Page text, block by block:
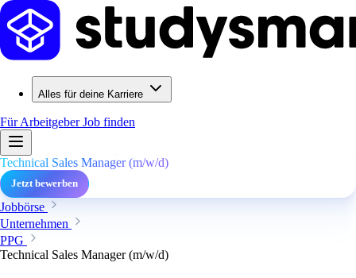
Alles für deine Karriere
Für ArbeitgeberJob finden
Technical Sales Manager (m/w/d)
Jetzt bewerben
Jobbörse
Unternehmen
PPG
Technical Sales Manager (m/w/d)